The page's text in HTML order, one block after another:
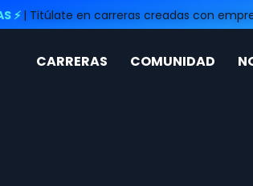
⚡ | Titúlate en carreras creadas con
CARRERAS COMUNIDAD